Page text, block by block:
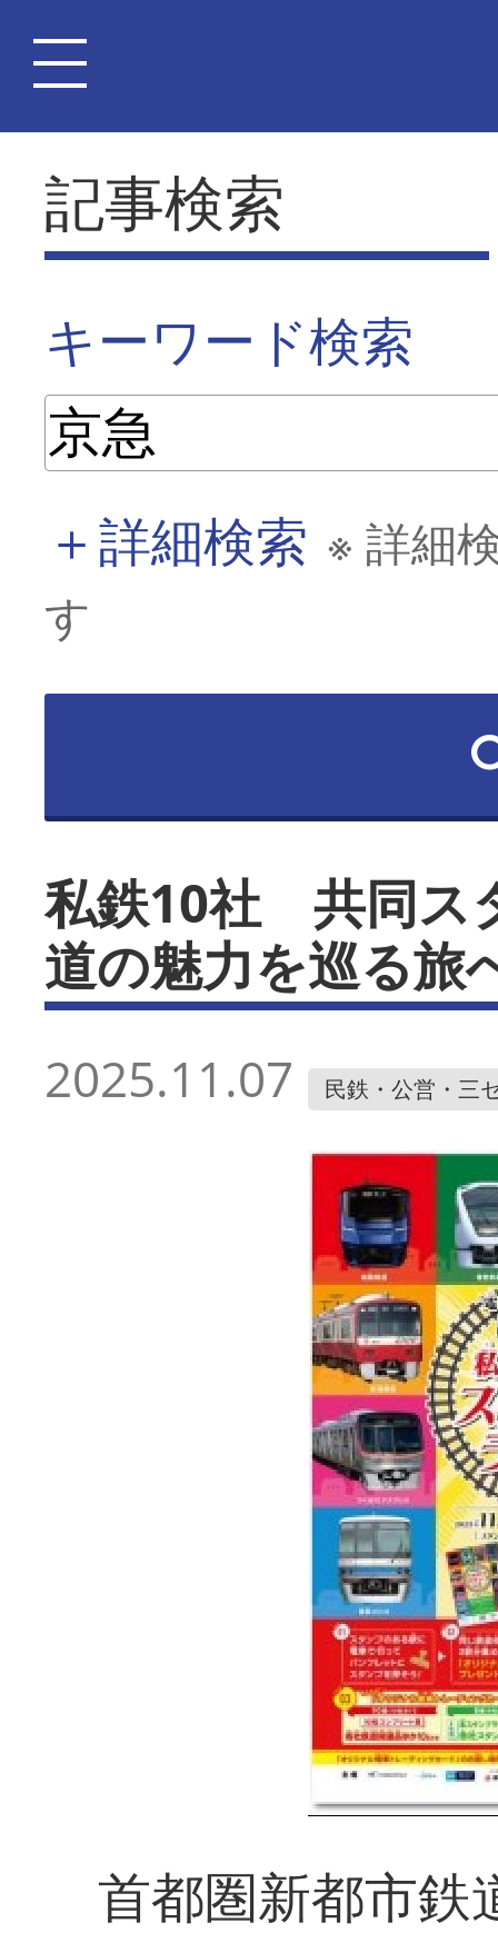
記事検索
キーワード検索
＋詳細検索 ※ 詳細
す
私鉄10社 共同ス
道の魅力を巡る旅
2025.11.07 民鉄・公営・三
首都圏新都市鉄